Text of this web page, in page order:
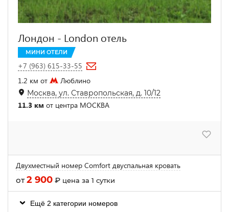
Лондон - London отель
МИНИ ОТЕЛИ
+7 (963) 615-33-55
1.2 км от
Люблино
Москва, ул. Ставропольская, д. 10/12
11.3 км от центра МОСКВА
Двухместный номер Comfort двуспальная кровать
от2 900 ₽ цена за 1 сутки
Ещё 2 категории номеров